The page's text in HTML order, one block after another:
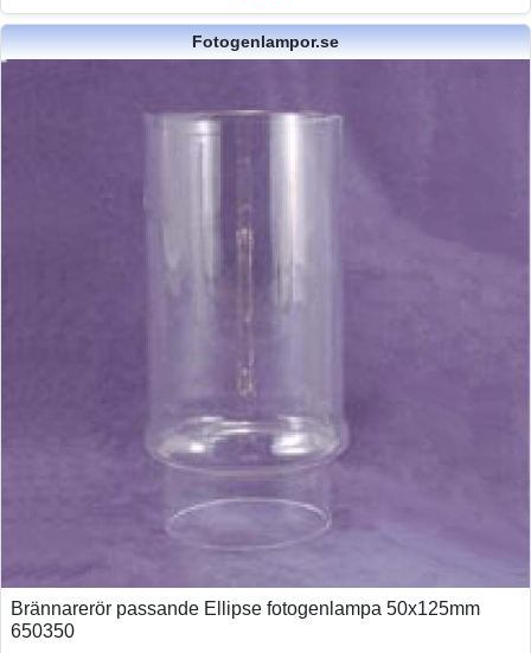
Fotogenlampor.se
Brännarerör passande Ellipse fotogenlampa 50x125mm
650350